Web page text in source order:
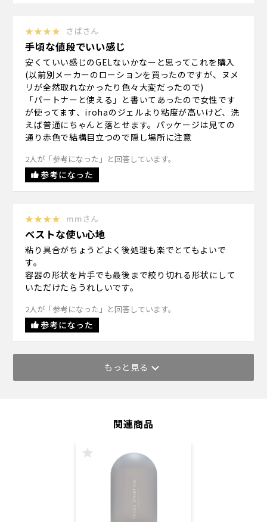
★★★★ さばさん
手頃な値段でいい感じ
安くていい感じのGELないかなーと思ってこれを購入
(以前別メーカーのローションを買ったのですが、ヌメ
リが全然取れなかったり色々大変だったので)
「パートナーと使える」と書いてあったので女性です
が使ってます、irohaのジェルより粘度が高いけど、洗
えば普通にちゃんと落とせます。パッケージは見ての
通り赤色で結構目立つので隠し場所に注意
2人が「参考になった」と回答しています。
参考になった
★★★★ mmさん
ベストな使い心地
粘り具合がちょうどよく後処理も楽でとてもよいで
す。
容器の形状を片手でも最後まで絞り切れる形状にして
いただけたらうれしいです。
2人が「参考になった」と回答しています。
参考になった
もっと見る
関連商品